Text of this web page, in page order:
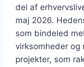
del af
maj 2026.
som bindeled
virksomheder og
projekter, som